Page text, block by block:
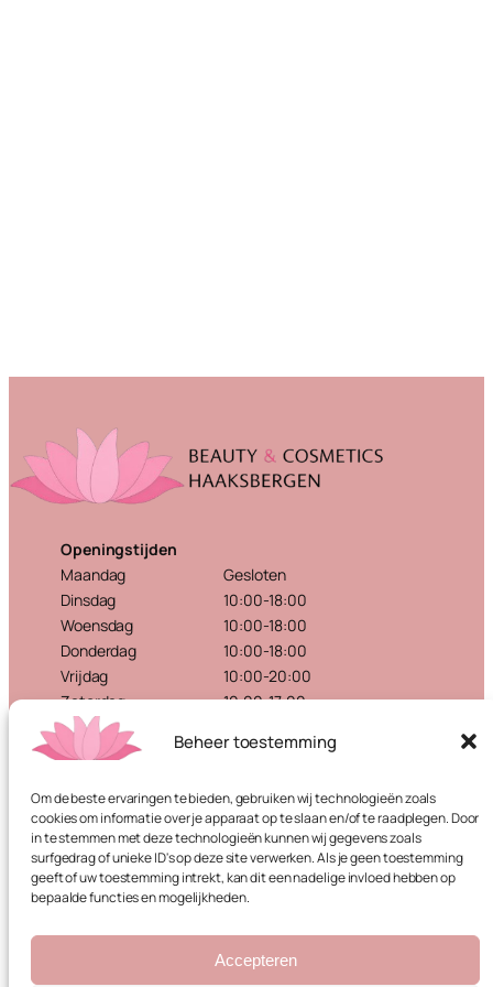
Beheer toestemming
Om de beste ervaringen te bieden, gebruiken wij technologieën zoals
cookies om informatie over je apparaat op te slaan en/of te raadplegen. Door
in te stemmen met deze technologieën kunnen wij gegevens zoals
surfgedrag of unieke ID's op deze site verwerken. Als je geen toestemming
geeft of uw toestemming intrekt, kan dit een nadelige invloed hebben op
bepaalde functies en mogelijkheden.
Accepteren
Openingstijden
Maandag
Gesloten
Dinsdag
10:00-18:00
Woensdag
10:00-18:00
Donderdag
10:00-18:00
Vrijdag
10:00-20:00
Zaterdag
10:00-17:00
Zondag
Spoorstraat 9
7481 HV Haaksbergen
053 – 434 96 27
info@beauty-haaksbergen.nl
Contact